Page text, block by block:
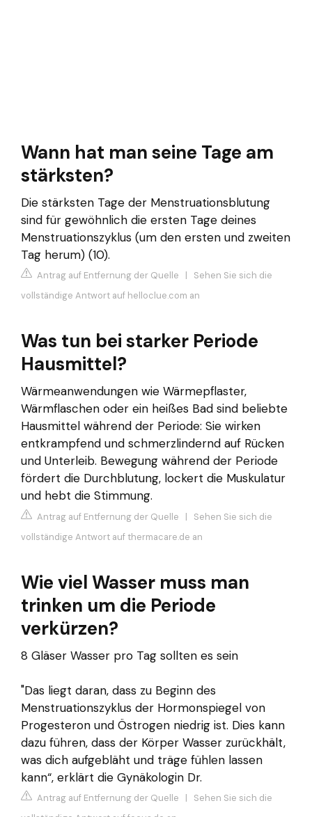
Wann hat man seine Tage am
stärksten?
Die stärksten Tage der Menstruationsblutung
sind für gewöhnlich die ersten Tage deines
Menstruationszyklus (um den ersten und zweiten
Tag herum) (10).
Antrag auf Entfernung der Quelle | Sehen Sie sich die
vollständige Antwort auf helloclue.com an
Was tun bei starker Periode
Hausmittel?
Wärmeanwendungen wie Wärmepflaster,
Wärmflaschen oder ein heißes Bad sind beliebte
Hausmittel während der Periode: Sie wirken
entkrampfend und schmerzlindernd auf Rücken
und Unterleib. Bewegung während der Periode
fördert die Durchblutung, lockert die Muskulatur
und hebt die Stimmung.
Antrag auf Entfernung der Quelle | Sehen Sie sich die
vollständige Antwort auf thermacare.de an
Wie viel Wasser muss man
trinken um die Periode
verkürzen?
8 Gläser Wasser pro Tag sollten es sein
"Das liegt daran, dass zu Beginn des
Menstruationszyklus der Hormonspiegel von
Progesteron und Östrogen niedrig ist. Dies kann
dazu führen, dass der Körper Wasser zurückhält,
was dich aufgebläht und träge fühlen lassen
kann“, erklärt die Gynäkologin Dr.
Antrag auf Entfernung der Quelle | Sehen Sie sich die